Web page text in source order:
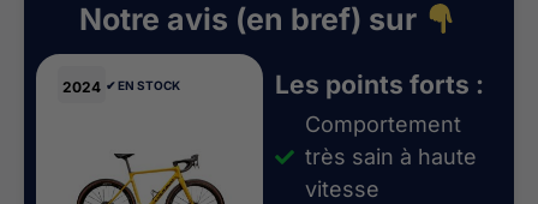
Notre avis (en bref) sur
2024 ✔︎ EN STOCK Les points forts :
Comportement
très sain à haute
vitesse